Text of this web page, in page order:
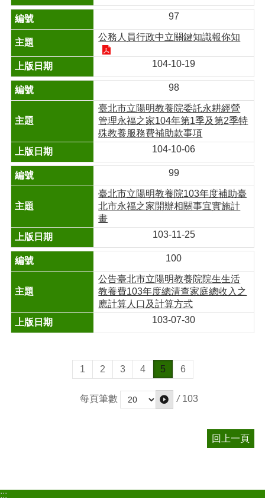
97
公務人員行政中立關鍵知識報你知
104-10-19
98
臺北市立陽明教養院委託永耕經營
管理永福之家104年第1季及第2季特
殊教養服務費補助款事項
104-10-06
99
臺北市立陽明教養院103年度補助臺
北市永福之家開辦相關事宜實施計
畫
103-11-25
100
公告臺北市立陽明教養院院生生活
教養費103年度總清查家庭總收入之
應計算人口及計算方式
103-07-30
1 2 3 4 5 6
每頁筆數 / 103
回上一頁
:::